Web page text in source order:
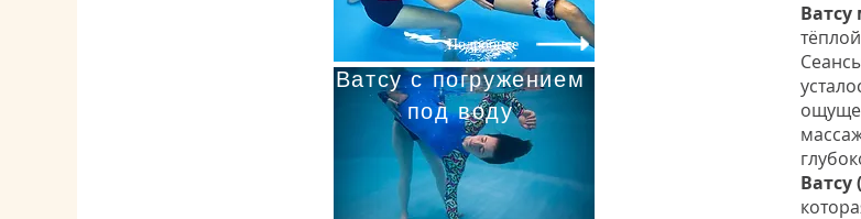
Подробнее
Ватсу с погружением
под воду
Ватсу